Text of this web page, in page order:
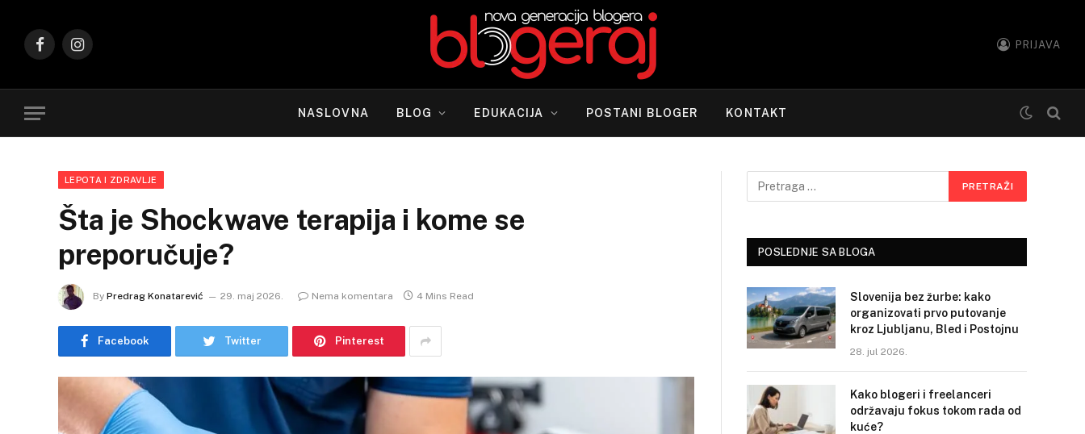
FacebookInstagram
PRIJAVA
NASLOVNA BLOG EDUKACIJA POSTANI BLOGER KONTAKT
LEPOTA I ZDRAVLJE
Šta je Shockwave terapija i kome se
preporučuje?
By Predrag Konatarević 29. maj 2026. Nema komentara 4 Mins Read
Facebook Twitter Pinterest
POSLEDNJE SA BLOGA
Slovenija bez žurbe: kako
organizovati prvo putovanje
kroz Ljubljanu, Bled i Postojnu
28. jul 2026.
Kako blogeri i freelanceri
održavaju fokus tokom rada od
kuće?